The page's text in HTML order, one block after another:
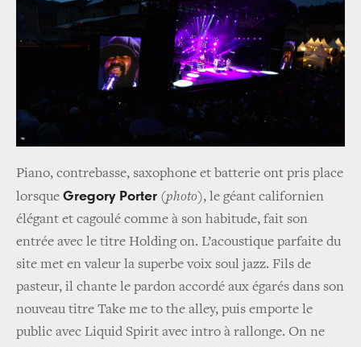
Piano, contrebasse, saxophone et batterie ont pris place
lorsque Gregory Porter (photo), le géant californien
élégant et cagoulé comme à son habitude, fait son
entrée avec le titre Holding on. L’acoustique parfaite du
site met en valeur la superbe voix soul jazz. Fils de
pasteur, il chante le pardon accordé aux égarés dans son
nouveau titre Take me to the alley, puis emporte le
public avec Liquid Spirit avec intro à rallonge. On ne